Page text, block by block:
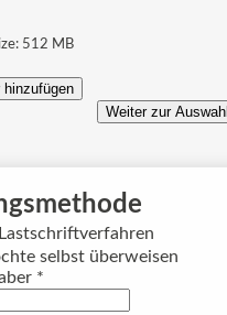
512 MB
hinzufügen
Weiter zur
selbst überweisen
*